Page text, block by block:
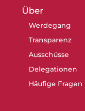
Über
Werdegang
Transparenz
Ausschüsse
Delegationen
Häufige Fragen